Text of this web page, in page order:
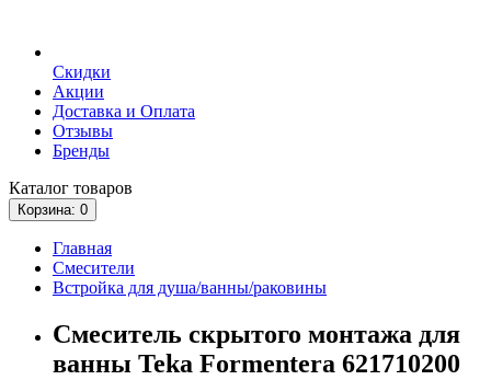
Скидки
Акции
Доставка и Оплата
Отзывы
Бренды
Каталог товаров
Корзина: 0
Главная
Смесители
Встройка для душа/ванны/раковины
Смеситель скрытого монтажа для
ванны Teka Formentera 621710200